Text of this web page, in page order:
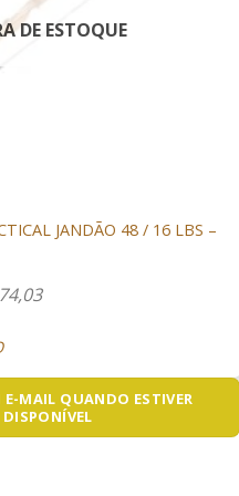
DE ESTOQUE
JANDÃO 48 / 16 LBS –
E-MAIL QUANDO ESTIVER
DISPONÍVEL